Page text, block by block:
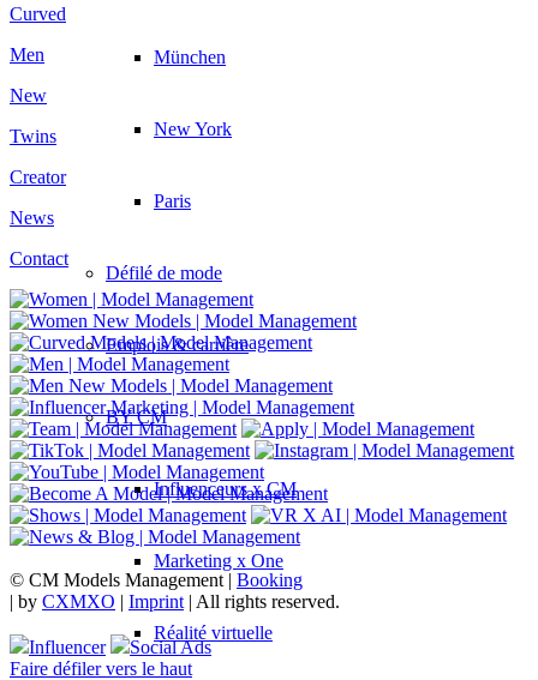
München
New York
Paris
Défilé de mode
Emplois & carrière
BY CM
Influenceurs x CM
Marketing x One
Réalité virtuelle
Curved
Men
New
Twins
Creator
News
Contact
© CM Models Management | Booking
| by CXMXO | Imprint | All rights reserved.
Influencer
Social Ads
Faire défiler vers le haut